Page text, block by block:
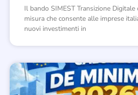
Il bando SIMEST Transizione Digitale
misura che consente alle imprese
nuovi investimenti in